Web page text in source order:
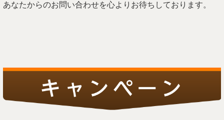
あなたからのお問い合わせを心よりお待ちしております。